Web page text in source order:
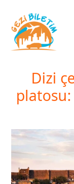
Dizi
platosu: